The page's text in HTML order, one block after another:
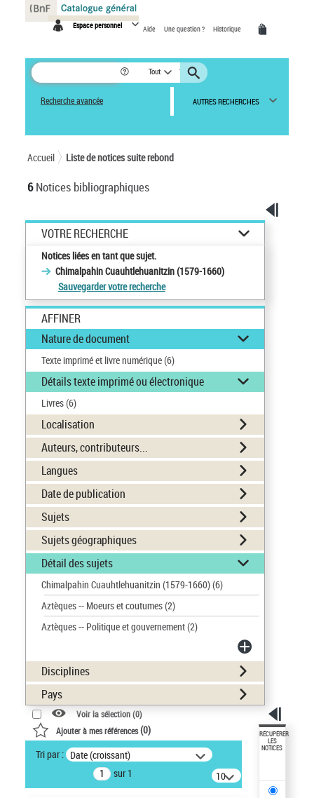
Espace personnel Aide Une question ? Historique
Tout
Recherche avancée AUTRES RECHERCHES
Accueil Liste de notices suite rebond
6Notices bibliographiques
VOTRE RECHERCHE
Notices liées en tant que sujet.
Chimalpahin Cuauhtlehuanitzin (1579-1660)
Sauvegarder votre recherche
AFFINER
Nature de document
Texte imprimé et livre numérique(6)
Détails texte imprimé ou électronique
Livres(6)
Localisation
Auteurs, contributeurs...
Langues
Date de publication
Sujets
Sujets géographiques
Détail des sujets
Chimalpahin Cuauhtlehuanitzin (1579-1660)(6)
Aztèques -- Moeurs et coutumes(2)
Aztèques -- Politique et gouvernement(2)
Disciplines
Pays
Voir la sélection (0)
Ajouter à mes références(0)
Tri par : Date (croissant)
sur 1
10
résultats/page
RÉCUPÉRER
LES
NOTICES
Panneau de gestion des cookies